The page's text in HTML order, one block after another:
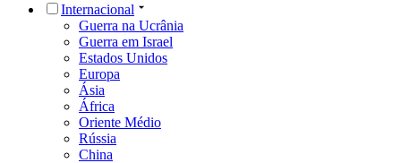
Internacional
Guerra na Ucrânia
Guerra em Israel
Estados Unidos
Europa
Ásia
África
Oriente Médio
Rússia
China